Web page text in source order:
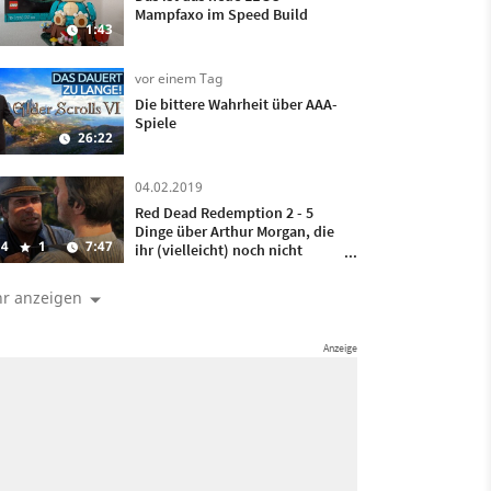
1:43
Mampfaxo im Speed Build
26:22
vor einem Tag
Die bittere Wahrheit über AAA-
Spiele
1 7:47
04.02.2019
Red Dead Redemption 2 - 5
Dinge über Arthur Morgan, die
ihr (vielleicht) noch nicht
anzeigen